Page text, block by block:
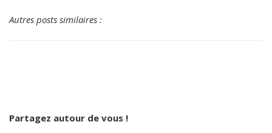
Autres posts similaires :
Partagez autour de vous !